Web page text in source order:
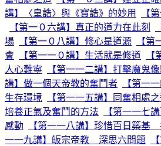
講】〈皇誥〉與《寶誥》的妙用
【
【第一０六講】真正的道力在此刻
場
【第一０八講】修心是道源
【
會
【第一一０講】生活就是修道
人心難寧
【第一一二講】打擊魔鬼
講】做一個天帝教的奮鬥者
【第一
生存環境
【第一一五講】同奮相處
培養正氣及奮鬥的方法
【第一一七
感動
【第一一八講】珍惜百日築基
一一九講】皈宗帝教 深思六問題